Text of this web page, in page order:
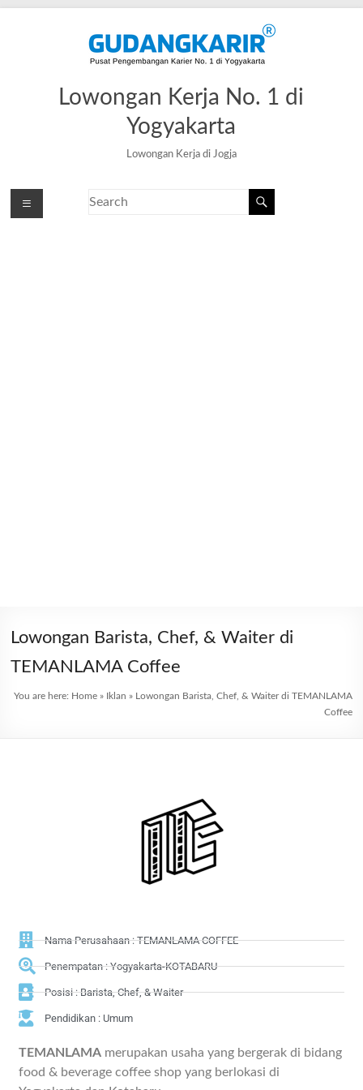
Lowongan Kerja No. 1 di
Yogyakarta
Lowongan Kerja di Jogja
Lowongan Barista, Chef, & Waiter di
TEMANLAMA Coffee
You are here: Home» Iklan » Lowongan Barista, Chef, & Waiter di TEMANLAMA
Coffee
Nama Perusahaan : TEMANLAMA COFFEE
Penempatan : Yogyakarta-KOTABARU
Posisi : Barista, Chef, & Waiter
Pendidikan : Umum
TEMANLAMA merupakan usaha yang bergerak di bidang
food & beverage coffee shop yang berlokasi di